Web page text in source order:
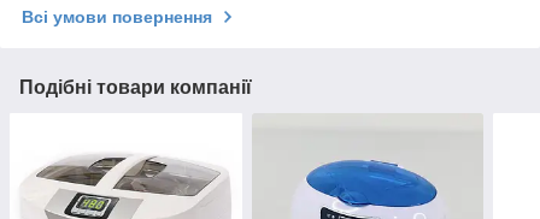
Всі умови повернення
Подібні товари компанії